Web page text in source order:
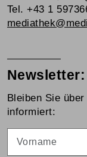
Tel. +43 1
Newsletter:
Bleiben Sie
informiert: